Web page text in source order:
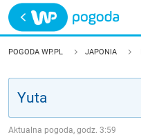
Trwa ładowanie
POLSKA
POGODA WP.PL JAPONIA
Aktualna pogoda, godz. 3:59